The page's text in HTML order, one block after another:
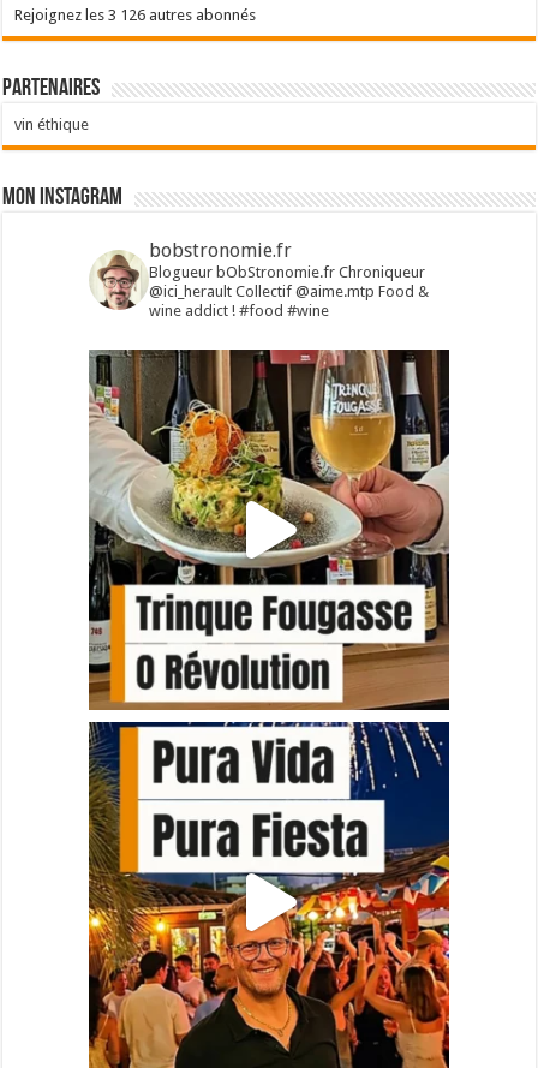
Rejoignez les 3 126 autres abonnés
Partenaires
vin éthique
Mon Instagram
bobstronomie.fr
Blogueur bObStronomie.fr Chroniqueur
@ici_heraultCollectif @aime.mtp Food &
wine addict !#food #wine